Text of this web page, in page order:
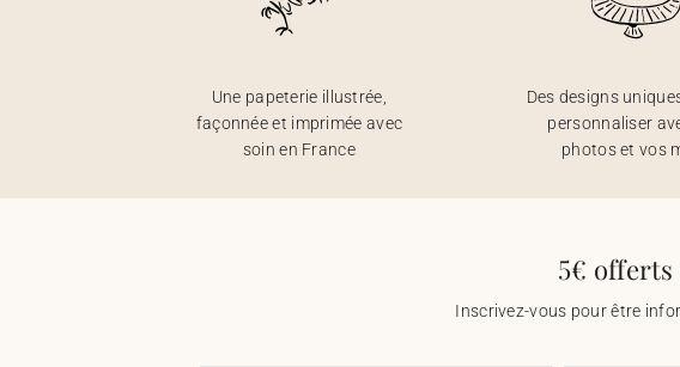
Une papeterie illustrée,
façonnée et imprimée avec
soin en France
Des designs
personnaliser
photos et vos
5€
Inscrivez-vous pour être